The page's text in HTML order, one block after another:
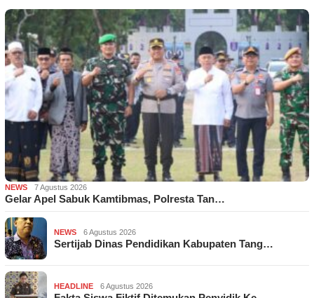
NEWS 7 Agustus 2026
Gelar Apel Sabuk Kamtibmas, Polresta Tan…
NEWS 6 Agustus 2026
Sertijab Dinas Pendidikan Kabupaten Tang…
HEADLINE 6 Agustus 2026